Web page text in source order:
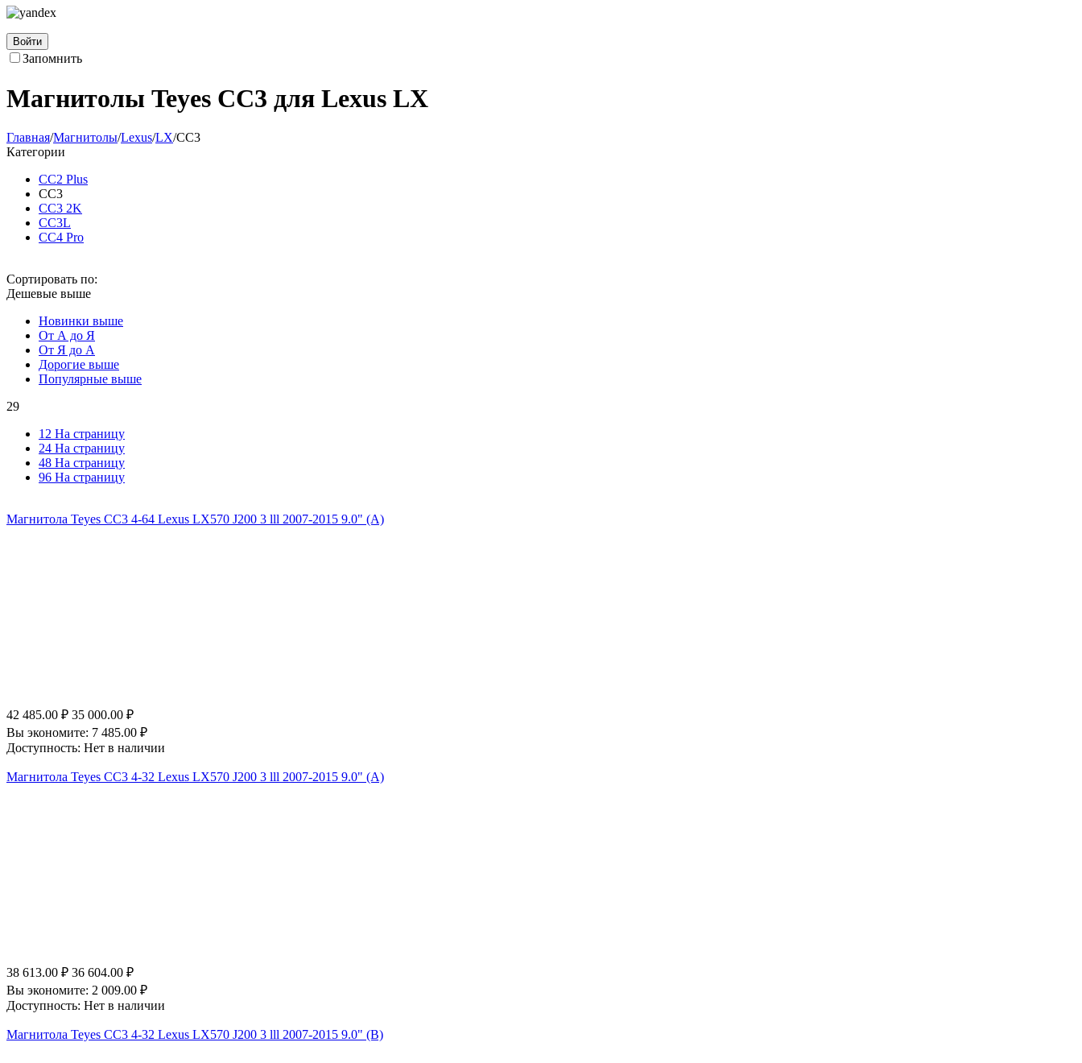
Войти
Запомнить
Магнитолы Teyes CC3 для Lexus LX
Главная/Магнитолы/Lexus/LX/CC3
Категории
CC2 Plus
CC3
CC3 2K
CC3L
CC4 Pro
Сортировать по:
Дешевые выше
Новинки выше
От А до Я
От Я до А
Дорогие выше
Популярные выше
29
12 На страницу
24 На страницу
48 На страницу
96 На страницу
Магнитола Teyes CC3 4-64 Lexus LX570 J200 3 lll 2007-2015 9.0" (A)
42 485.00 ₽ 35 000.00 ₽
Вы экономите: 7 485.00 ₽
Доступность: Нет в наличии
Магнитола Teyes CC3 4-32 Lexus LX570 J200 3 lll 2007-2015 9.0" (A)
38 613.00 ₽ 36 604.00 ₽
Вы экономите: 2 009.00 ₽
Доступность: Нет в наличии
Магнитола Teyes CC3 4-32 Lexus LX570 J200 3 lll 2007-2015 9.0" (B)